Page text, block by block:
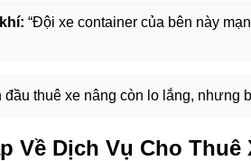
“Đội xe container của bên này
đầu thuê xe nâng còn lo lắng, nhưng
Về Dịch Vụ Cho Thuê